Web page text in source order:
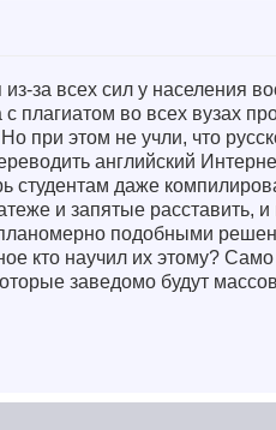
за всех сил у населения
плагиатом во всех вузах
при этом не учли, что
английский
студентам даже
и запятые расставить,
подобными
кто научил их этому?
заведомо будут